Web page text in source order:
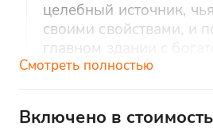
целебный источник,
своими свойствами, и
главном здании с
программе –
целебными ваннами,
Смотреть полностью
Включено в стоимость